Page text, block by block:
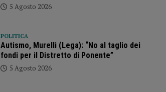
5 Agosto 2026
POLITICA
Autismo, Murelli (Lega): “No al taglio dei
fondi per il Distretto di Ponente”
5 Agosto 2026